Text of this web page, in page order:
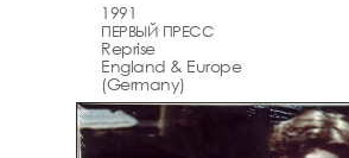
1991
ПЕРВЫЙ ПРЕСС
Reprise
England & Europe
(Germany)